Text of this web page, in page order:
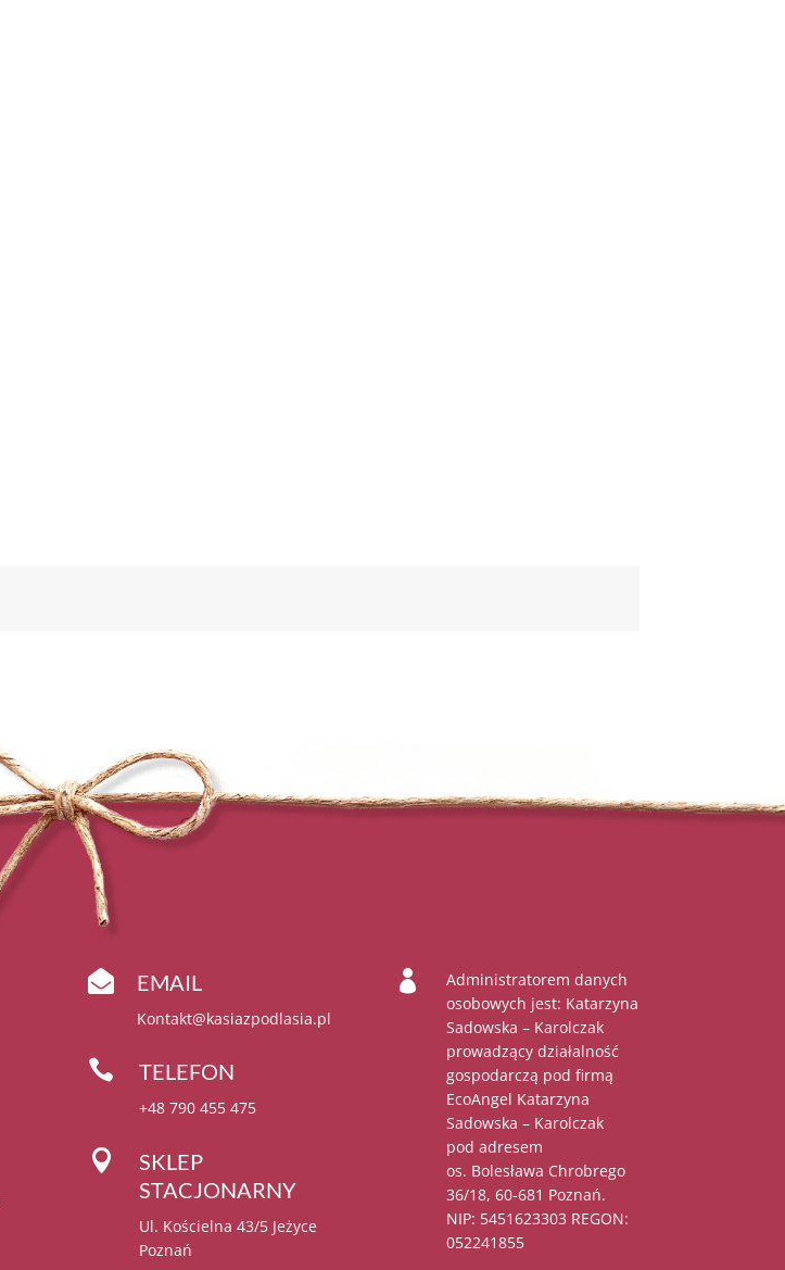
 EMAIL
Kontakt@kasiazpodlasia.pl
 TELEFON
+48 790 455 475

SKLEP
STACJONARNY
Ul. Kościelna 43/5 Jeżyce
Poznań

Administratorem danych
osobowych jest: Katarzyna
Sadowska – Karolczak
prowadzący działalność
gospodarczą pod firmą
EcoAngel Katarzyna
Sadowska – Karolczak
pod adresem
os. Bolesława Chrobrego
36/18, 60-681 Poznań.
NIP: 5451623303 REGON:
052241855